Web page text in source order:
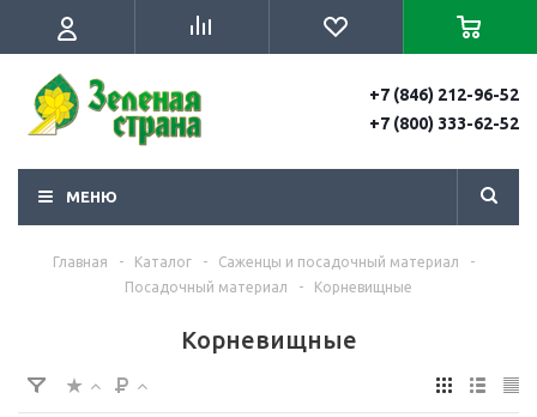
+7 (846) 212-96-52
+7 (800) 333-62-52
МЕНЮ
Главная - Каталог - Саженцы и посадочный материал
-
Посадочный материал
- Корневищные
Корневищные